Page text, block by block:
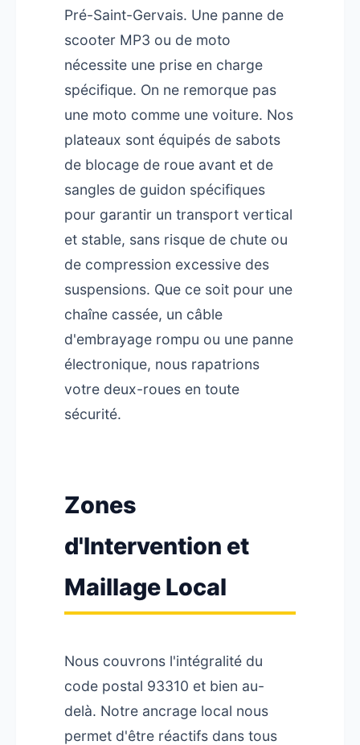
Pré-Saint-Gervais. Une panne de
scooter MP3 ou de moto
nécessite une prise en charge
spécifique. On ne remorque pas
une moto comme une voiture. Nos
plateaux sont équipés de sabots
de blocage de roue avant et de
sangles de guidon spécifiques
pour garantir un transport vertical
et stable, sans risque de chute ou
de compression excessive des
suspensions. Que ce soit pour une
chaîne cassée, un câble
d'embrayage rompu ou une panne
électronique, nous rapatrions
votre deux-roues en toute
sécurité.
Zones
d'Intervention et
Maillage Local
Nous couvrons l'intégralité du
code postal 93310 et bien au-
delà. Notre ancrage local nous
permet d'être réactifs dans tous